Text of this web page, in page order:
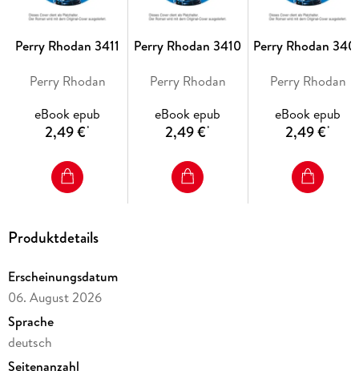
In der Milchstraße und in den anderen Galaxien der Lokalen
Gruppe entsteht derzeit das Elysion, ein friedlicher Bund der
Sternenvölker. Gegen ihn stehen geheimnisvolle Feinde, die
man nur als die Legaten kennt - sie scheinen aus ­Andromeda
Im Solsystem ringt derzeit die Menschheit damit, dass die
»Zwischenlager« für Bewusstseine benutzt. Während die
DIE STUNDE DER DEPONENTIN . . .
Perry Rhodan 3411
Perry Rhodan
eBook epub
2,49 €*
Perry Rhodan 3410
Perry Rhodan
eBook epub
2,49 €*
Perry Rhodan
Perry Rhodan
eBook epub
2,49 €*
Produktdetails
Erscheinungsdatum
06. August 2026
Sprache
deutsch
Seitenanzahl